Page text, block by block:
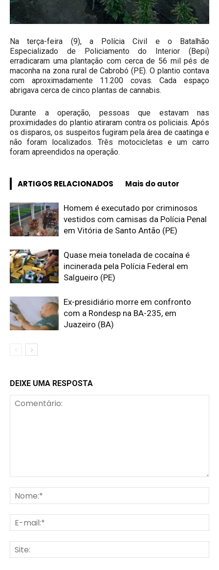
Na terça-feira (9), a Polícia Civil e o Batalhão
Especializado de Policiamento do Interior (Bepi)
erradicaram uma plantação com cerca de 56 mil pés de
maconha na zona rural de Cabrobó (PE). O plantio contava
com aproximadamente 11.200 covas. Cada espaço
abrigava cerca de cinco plantas de cannabis.
Durante a operação, pessoas que estavam nas
proximidades do plantio atiraram contra os policiais. Após
os disparos, os suspeitos fugiram pela área de caatinga e
não foram localizados. Três motocicletas e um carro
foram apreendidos na operação.
ARTIGOS RELACIONADOS Mais do autor
Homem é executado por criminosos
vestidos com camisas da Polícia Penal
em Vitória de Santo Antão (PE)
Quase meia tonelada de cocaína é
incinerada pela Polícia Federal em
Salgueiro (PE)
Ex-presidiário morre em confronto
com a Rondesp na BA-235, em
Juazeiro (BA)
DEIXE UMA RESPOSTA